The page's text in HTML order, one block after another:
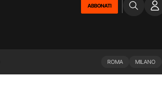
ABBONATI
ROMA MILANO